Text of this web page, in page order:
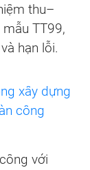
thu–
TT99,
hạn lỗi.
xây dựng
công
với